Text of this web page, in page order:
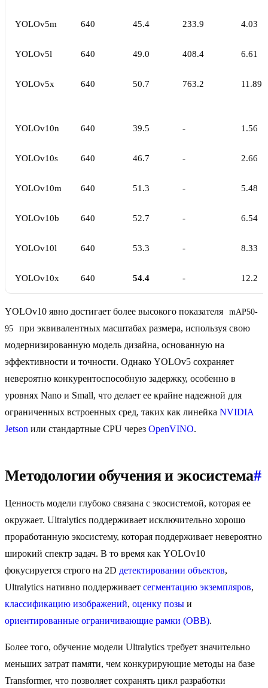
YOLOv5m 640 45.4 233.9 4.03
YOLOv5l 640 49.0 408.4 6.61
YOLOv5x 640 50.7 763.2 11.89
YOLOv10n 640 39.5 - 1.56
YOLOv10s 640 46.7 - 2.66
YOLOv10m 640 51.3 - 5.48
YOLOv10b 640 52.7 - 6.54
YOLOv10l 640 53.3 - 8.33
YOLOv10x 640 54.4 - 12.2
YOLOv10 явно достигает более высокого показателя
mAP50-
95
при эквивалентных масштабах размера, используя свою
модернизированную модель дизайна, основанную на
эффективности и точности. Однако YOLOv5 сохраняет
невероятно конкурентоспособную задержку, особенно в
уровнях Nano и Small, что делает ее крайне надежной для
ограниченных встроенных сред, таких как линейка NVIDIA
Jetson или стандартные CPU через OpenVINO.
Методологии обучения и экосистема#
Ценность модели глубоко связана с экосистемой, которая ее
окружает. Ultralytics поддерживает исключительно хорошо
проработанную экосистему, которая поддерживает невероятно
широкий спектр задач. В то время как YOLOv10
фокусируется строго на 2D детектировании объектов,
Ultralytics нативно поддерживает сегментацию экземпляров,
классификацию изображений, оценку позы и
ориентированные ограничивающие рамки (OBB).
Более того, обучение модели Ultralytics требует значительно
меньших затрат памяти, чем конкурирующие методы на базе
Transformer, что позволяет сохранять цикл разработки